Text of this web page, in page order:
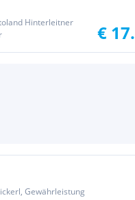
Hinterleitner
€
Gewährleistung